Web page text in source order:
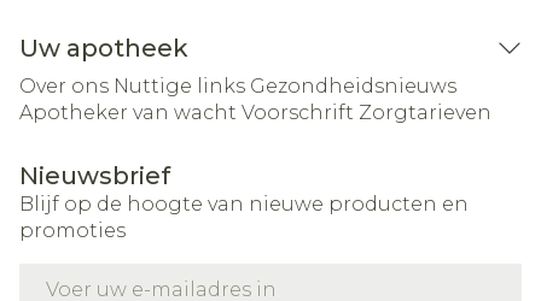
Uw apotheek
Over ons Nuttige links Gezondheidsnieuws
Apotheker van wacht Voorschrift Zorgtarieven
Nieuwsbrief
Blijf op de hoogte van nieuwe producten en
promoties